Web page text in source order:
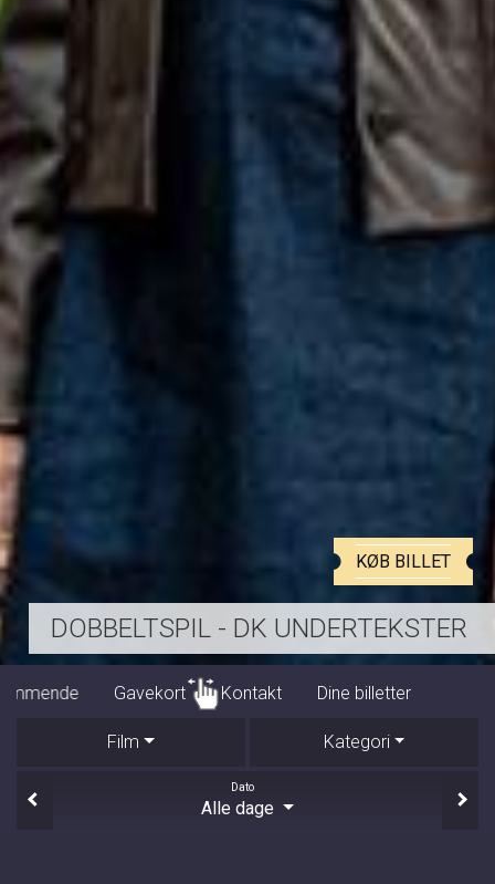
SPIDER-MAN: BRAND NEW DAY - 2D
KØB BILLET
Program/billet Kommende Gavekort
Film Kategori
Dato
Alle dage